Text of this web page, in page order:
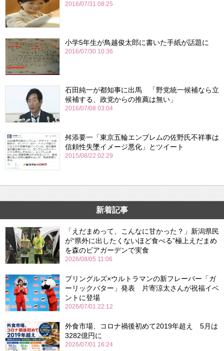
2016/07/31 08:25
小学5年生が鳥越俊太郎に書いた手紙が話題に
2016/07/30 10:36
石田純一が都知事に出馬 「野党統一候補なら立
候補する、政党からの推薦は無い」
2016/07/08 03:04
舛添要一「東京五輪エンブレムの佐野氏不祥事は
信頼性失墜イメージ悪化」とツイート
2015/08/22 02:29
新着記事
「えだまめって、こんなに甘かった？」新潟県民
が“県外に出したくないほど食べる”極上えだまめ
を森のビアガーデンで実食
2026/08/05 11:06
プリングルズ×ウルトラマンの新フレーバー「ガ
ーリックバター」発表 片寄涼太さんが祝福イベ
ントに登場
2026/07/01 22:12
外食市場、コロナ禍後初めて2019年超え 5月は
3282億円に
2026/07/01 16:24